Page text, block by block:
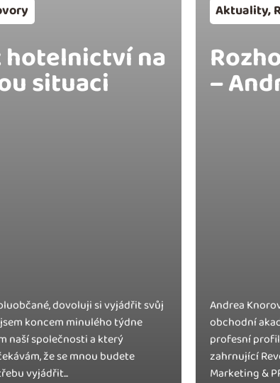
hotelnictví na
situaci
dovoluji si vyjádřit svůj
koncem minulého týdne
naší společnosti a který
že se mnou budete
vyjádřit...
Aktuality,
–
Andrea
obchodní
profesní
zahrnující
Marketing &